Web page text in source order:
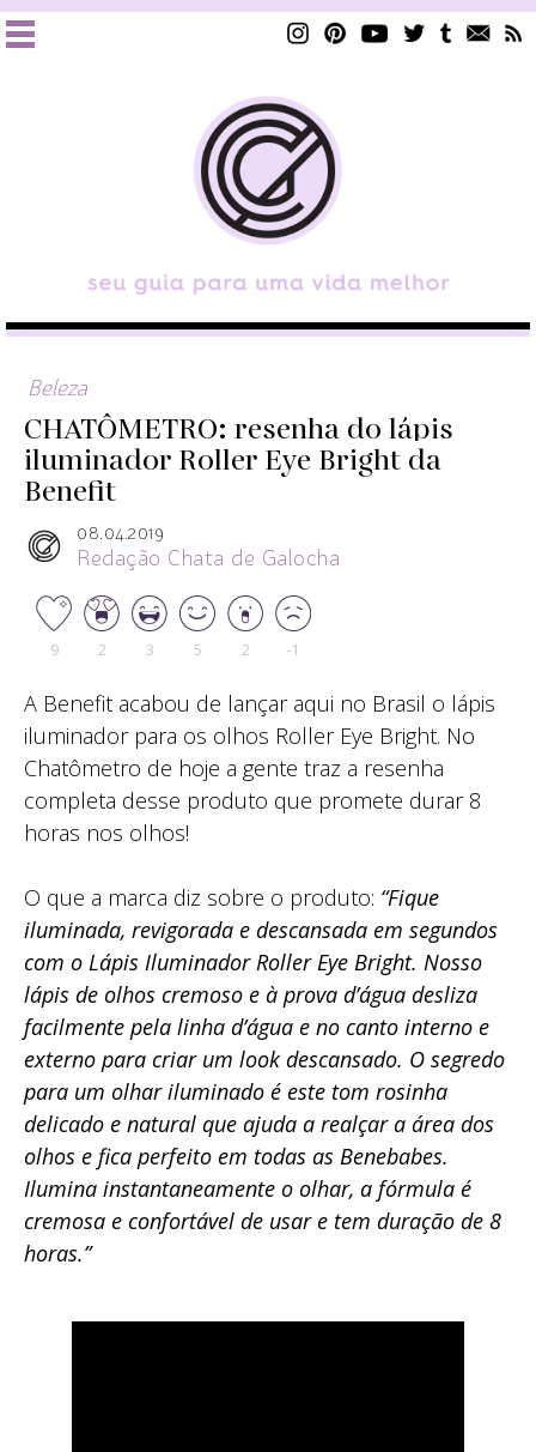
Beleza
CHATÔMETRO: resenha do lápis
iluminador Roller Eye Bright da
Benefit
08.04.2019
Redação Chata de Galocha
9 2 3 5 2 -1
A Benefit acabou de lançar aqui no Brasil o lápis
iluminador para os olhos Roller Eye Bright. No
Chatômetro de hoje a gente traz a resenha
completa desse produto que promete durar 8
horas nos olhos!
O que a marca diz sobre o produto: “Fique
iluminada, revigorada e descansada em segundos
com o Lápis Iluminador Roller Eye Bright. Nosso
lápis de olhos cremoso e à prova d’água desliza
facilmente pela linha d’água e no canto interno e
externo para criar um look descansado. O segredo
para um olhar iluminado é este tom rosinha
delicado e natural que ajuda a realçar a área dos
olhos e fica perfeito em todas as Benebabes.
Ilumina instantaneamente o olhar, a fórmula é
cremosa e confortável de usar e tem duração de 8
horas.”